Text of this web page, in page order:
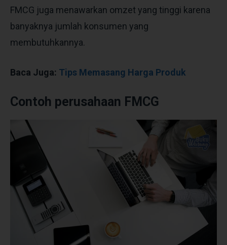
FMCG juga menawarkan omzet yang tinggi karena
banyaknya jumlah konsumen yang
membutuhkannya.
Baca Juga: Tips Memasang Harga Produk
Contoh perusahaan FMCG